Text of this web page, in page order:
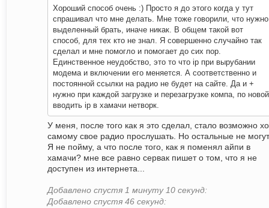
Хороший способ очень :) Просто я до этого когда у тут
спрашивал что мне делать. Мне тоже говорили, что нужно
выделенный брать, иначе никак. В общем такой вот
способ, для тех кто не знал. Я совершенно случайно так
сделал и мне помогло и помогает до сих пор.
Единственное неудобство, это то что ip при вырубании
модема и включении его меняется. А соответственно и
постоянной ссылки на радио не будет на сайте. Да и +
нужно при каждой загрузке и перезагрузке компа, по новой
вводить ip в хамачи нетворк.
У меня, после того как я это сделал, стало возможно
самому свое радио прослушать. Но остальные не
Я не пойму, а что после того, как я поменял айпи в
хамачи? мне все равно сервак пишет о том, что я не
доступен из интернета...
Добавлено спустя 1 минуту 10 секунд:
Добавлено спустя 46 секунд: